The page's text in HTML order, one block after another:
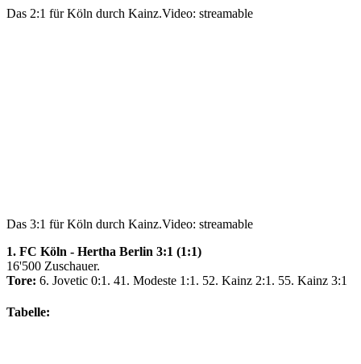
Das 2:1 für Köln durch Kainz.Video: streamable
Das 3:1 für Köln durch Kainz.Video: streamable
1. FC Köln - Hertha Berlin 3:1 (1:1)
16'500 Zuschauer.
Tore: 6. Jovetic 0:1. 41. Modeste 1:1. 52. Kainz 2:1. 55. Kainz 3:1
Tabelle: